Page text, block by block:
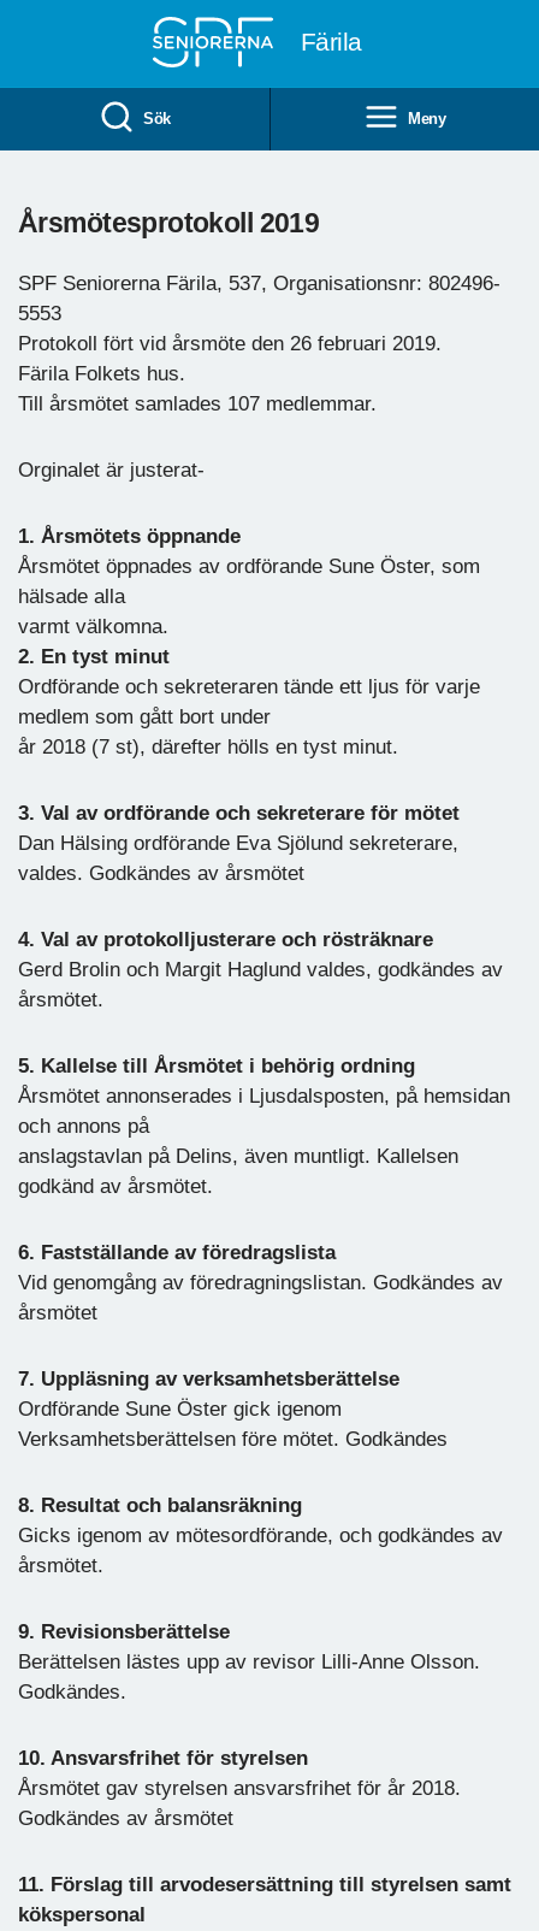
Färila
Sök Meny
Årsmötesprotokoll 2019
SPF Seniorerna Färila, 537, Organisationsnr: 802496-
5553
Protokoll fört vid årsmöte den 26 februari 2019.
Färila Folkets hus.
Till årsmötet samlades 107 medlemmar.
Orginalet är justerat-
1. Årsmötets öppnande
Årsmötet öppnades av ordförande Sune Öster, som
hälsade alla
varmt välkomna.
2. En tyst minut
Ordförande och sekreteraren tände ett ljus för varje
medlem som gått bort under
år 2018 (7 st), därefter hölls en tyst minut.
3. Val av ordförande och sekreterare för mötet
Dan Hälsing ordförande Eva Sjölund sekreterare,
valdes. Godkändes av årsmötet
4. Val av protokolljusterare och rösträknare
Gerd Brolin och Margit Haglund valdes, godkändes av
årsmötet.
5. Kallelse till Årsmötet i behörig ordning
Årsmötet annonserades i Ljusdalsposten, på hemsidan
och annons på
anslagstavlan på Delins, även muntligt. Kallelsen
godkänd av årsmötet.
6. Fastställande av föredragslista
Vid genomgång av föredragningslistan. Godkändes av
årsmötet
7. Uppläsning av verksamhetsberättelse
Ordförande Sune Öster gick igenom
Verksamhetsberättelsen före mötet. Godkändes
8. Resultat och balansräkning
Gicks igenom av mötesordförande, och godkändes av
årsmötet.
9. Revisionsberättelse
Berättelsen lästes upp av revisor Lilli-Anne Olsson.
Godkändes.
10. Ansvarsfrihet för styrelsen
Årsmötet gav styrelsen ansvarsfrihet för år 2018.
Godkändes av årsmötet
11. Förslag till arvodesersättning till styrelsen samt
kökspersonal